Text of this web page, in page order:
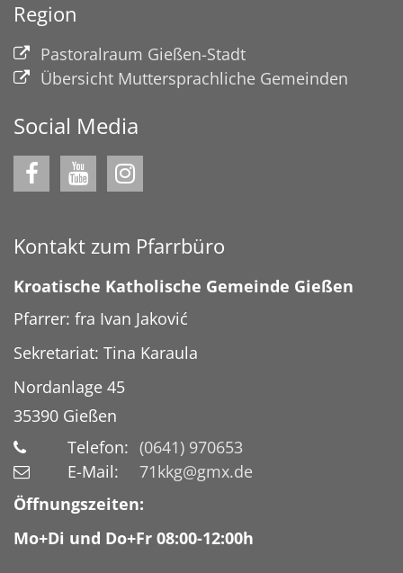
Region
Pastoralraum Gießen-Stadt
Übersicht Muttersprachliche Gemeinden
Social Media
Kontakt zum Pfarrbüro
Kroatische Katholische Gemeinde Gießen
Pfarrer: fra Ivan Jaković
Sekretariat: Tina Karaula
Nordanlage 45
35390 Gießen
Telefon: (0641) 970653
E-Mail:
71kkg@gmx.de
Öffnungszeiten:
Mo+Di und Do+Fr 08:00-12:00h